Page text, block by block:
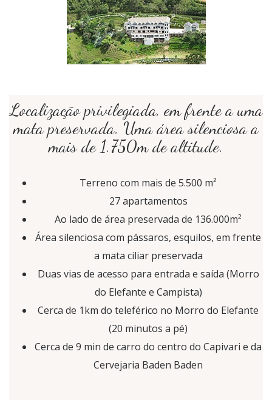
Localização privilegiada, em frente a uma
mata preservada. Uma área silenciosa a
mais de 1.750m de altitude.
Terreno com mais de 5.500 m²
27 apartamentos
Ao lado de área preservada de 136.000m²
Área silenciosa com pássaros, esquilos, em frente
a mata ciliar preservada
Duas vias de acesso para entrada e saída (Morro
do Elefante e Campista)
Cerca de 1km do teleférico no Morro do Elefante
(20 minutos a pé)
Cerca de 9 min de carro do centro do Capivari e da
Cervejaria Baden Baden